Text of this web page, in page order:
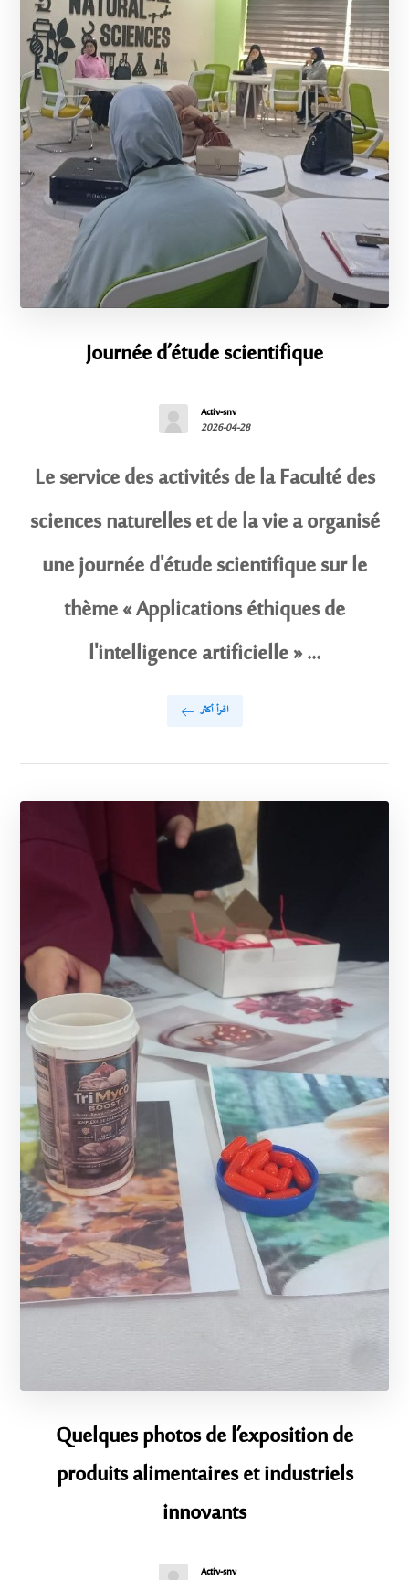
Journée d’étude scientifique
Activ-snv
2026-04-28
Le service des activités de la Faculté des
sciences naturelles et de la vie a organisé
une journée d'étude scientifique sur le
thème « Applications éthiques de
l'intelligence artificielle » ...
اقرأ أكثر
Quelques photos de l’exposition de
produits alimentaires et industriels
innovants
Activ-snv